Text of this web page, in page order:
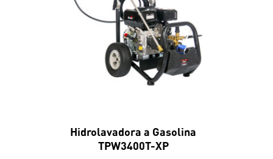
Hidrolavadora a Gasolina
TPW3400T-XP